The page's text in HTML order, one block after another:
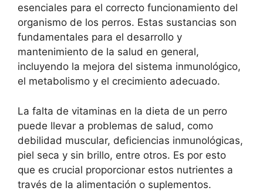
esenciales para el correcto funcionamiento del
organismo de los perros. Estas sustancias son
fundamentales para el desarrollo y
mantenimiento de la salud en general,
incluyendo la mejora del sistema inmunológico,
el metabolismo y el crecimiento adecuado.
La falta de vitaminas en la dieta de un perro
puede llevar a problemas de salud, como
debilidad muscular, deficiencias inmunológicas,
piel seca y sin brillo, entre otros. Es por esto
que es crucial proporcionar estos nutrientes a
través de la alimentación o suplementos.